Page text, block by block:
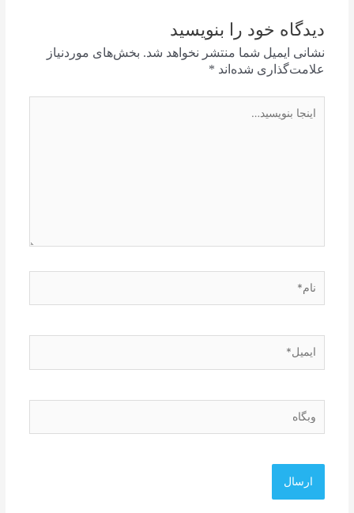
دیدگاه‌ خود را بنویسید
نشانی ایمیل شما منتشر نخواهد شد. بخش‌های موردنیاز
علامت‌گذاری شده‌اند *
بنویسید…
وبگاه